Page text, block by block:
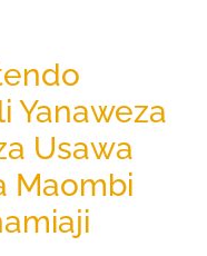
Yanaweza
Usawa
Maombi